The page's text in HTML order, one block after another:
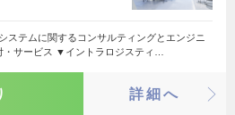
ステムに関するコンサルティングとエンジニ
・サービス ▼イントラロジスティ…
詳細へ